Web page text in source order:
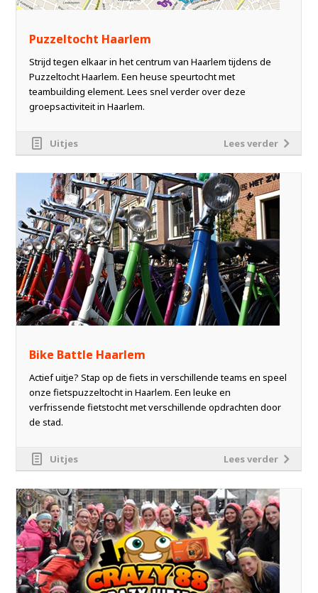
Puzzeltocht Haarlem
Strijd tegen elkaar in het centrum van Haarlem tijdens de
Puzzeltocht Haarlem. Een heuse speurtocht met
teambuilding element. Lees snel verder over deze
groepsactiviteit in Haarlem.
Lees verder
Uitjes
Bike Battle Haarlem
Actief uitje? Stap op de fiets in verschillende teams en speel
onze fietspuzzeltocht in Haarlem. Een leuke en
verfrissende fietstocht met verschillende opdrachten door
de stad.
Lees verder
Uitjes